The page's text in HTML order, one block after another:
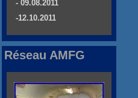
- 09.08.2011
-12.10.2011
Réseau AMFG